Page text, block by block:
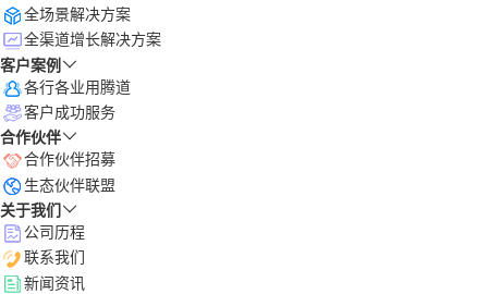
全场景解决方案
全渠道增长解决方案
客户案例
各行各业用腾道
客户成功服务
合作伙伴
合作伙伴招募
生态伙伴联盟
关于我们
公司历程
联系我们
新闻资讯